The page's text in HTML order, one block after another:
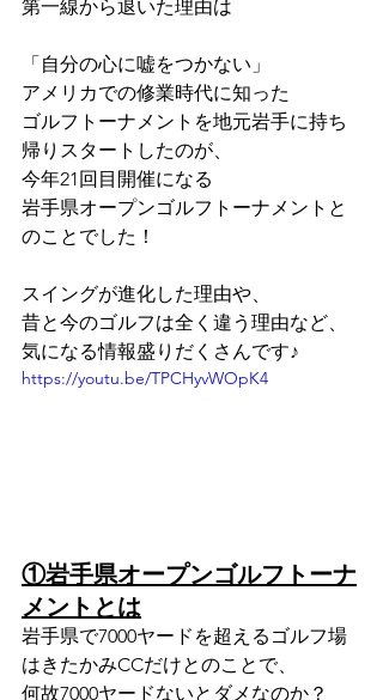
第一線から退いた理由は
「自分の心に嘘をつかない」
アメリカでの修業時代に知った
ゴルフトーナメントを地元岩手に持ち
帰りスタートしたのが、
今年21回目開催になる
岩手県オープンゴルフトーナメントと
のことでした！
スイングが進化した理由や、
昔と今のゴルフは全く違う理由など、
気になる情報盛りだくさんです♪
https://youtu.be/TPCHyvWOpK4
①岩手県オープンゴルフトーナ
メントとは
岩手県で7000ヤードを超えるゴルフ場
はきたかみCCだけとのことで、
何故7000ヤードないとダメなのか？